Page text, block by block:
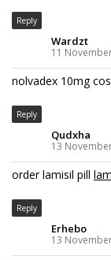
Reply
Wardzt
11
nolvadex 10mg
Reply
Qudxha
13
order lamisil pill
Reply
Erhebo
13